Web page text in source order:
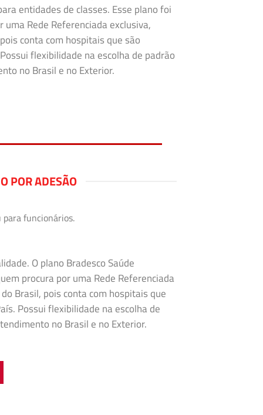
entidades de classes. Esse plano foi
Rede Referenciada exclusiva,
conta com hospitais que são
flexibilidade na escolha de padrão
no Brasil e no Exterior.
POR ADESÃO
para funcionários.
O plano Bradesco Saúde
procura por uma Rede Referenciada
Brasil, pois conta com hospitais que
Possui flexibilidade na escolha de
no Brasil e no Exterior.